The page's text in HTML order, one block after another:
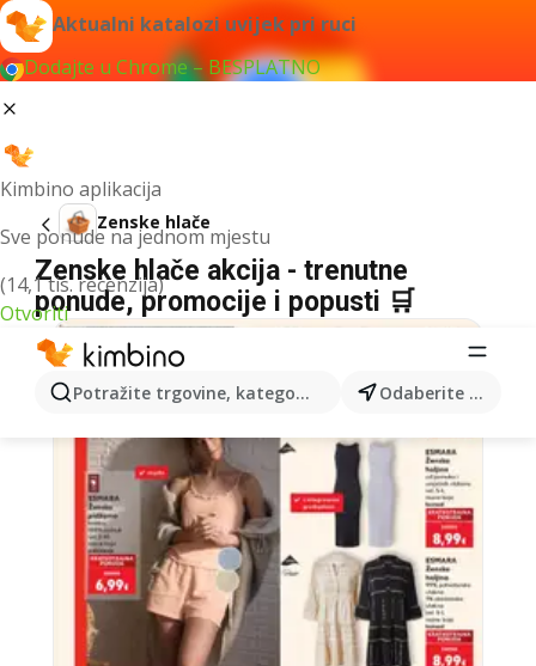
Aktualni katalozi uvijek pri ruci
Dodajte u Chrome – BESPLATNO
Kimbino aplikacija
Sve ponude na jednom mjestu
(14,1 tis. recenzija)
Otvoriti
Potražite trgovine, kategorije, proizvode... Odaberite grad
Zenske hlače
Zenske hlače akcija - trenutne
ponude, promocije i popusti 🛒